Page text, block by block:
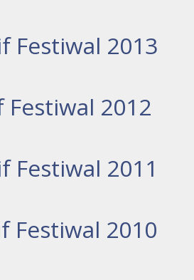
Festiwal 2013
Festiwal 2012
Festiwal 2011
Festiwal 2010